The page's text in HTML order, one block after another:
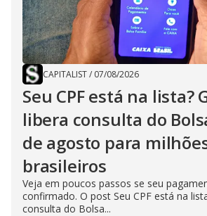
CAPITALIST/ 07/08/2026
Seu CPF está na lista?
libera consulta do
de agosto para
brasileiros
Veja em poucos passos se seu
confirmado. O post Seu CPF está na
consulta do Bolsa...